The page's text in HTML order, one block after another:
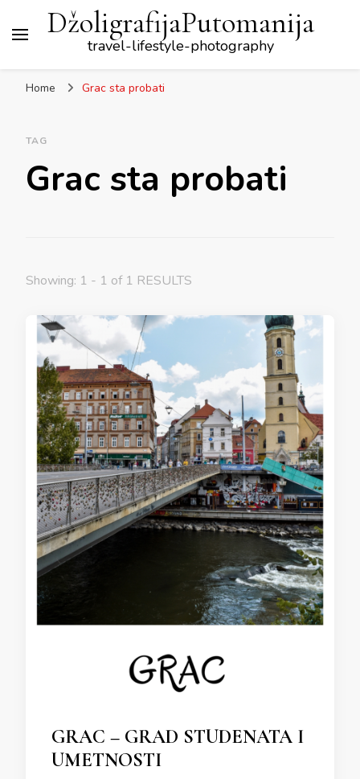
DžoligrafijaPutomanija
travel-lifestyle-photography
Home Grac sta probati
TAG
Grac sta probati
Showing: 1 - 1 of 1 RESULTS
GRAC – GRAD STUDENATA I
UMETNOSTI